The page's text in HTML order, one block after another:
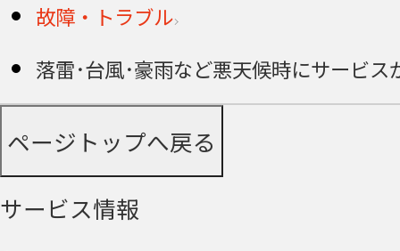
故障・トラブル
落雷･台風･豪雨など悪天候時にサービ
ページトップへ戻る
サービス情報